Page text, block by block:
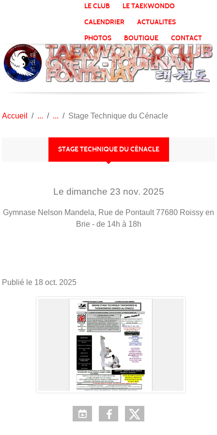
LE CLUB
LE TAEKWONDO
CALENDRIER
ACTUALITES
PHOTOS
BOUTIQUE CONTACT
Accueil Stage Technique du Cénacle
STAGE TECHNIQUE DU CÉNACLE
Le dimanche 23 nov. 2025
Gymnase Nelson Mandela, Rue de Pontault 77680 Roissy en
Brie - de 14h à 18h
Publié le 18 oct. 2025
Panneau de gestion des cookies